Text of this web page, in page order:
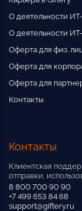
О деятельности
О деятельности
Оферта для физ.
Оферта для
Оферта для
Контакты
Контакты
Клиентская
отправки,
8 800 700 90 90
+7 499 653 84 68
support@giftery.ru